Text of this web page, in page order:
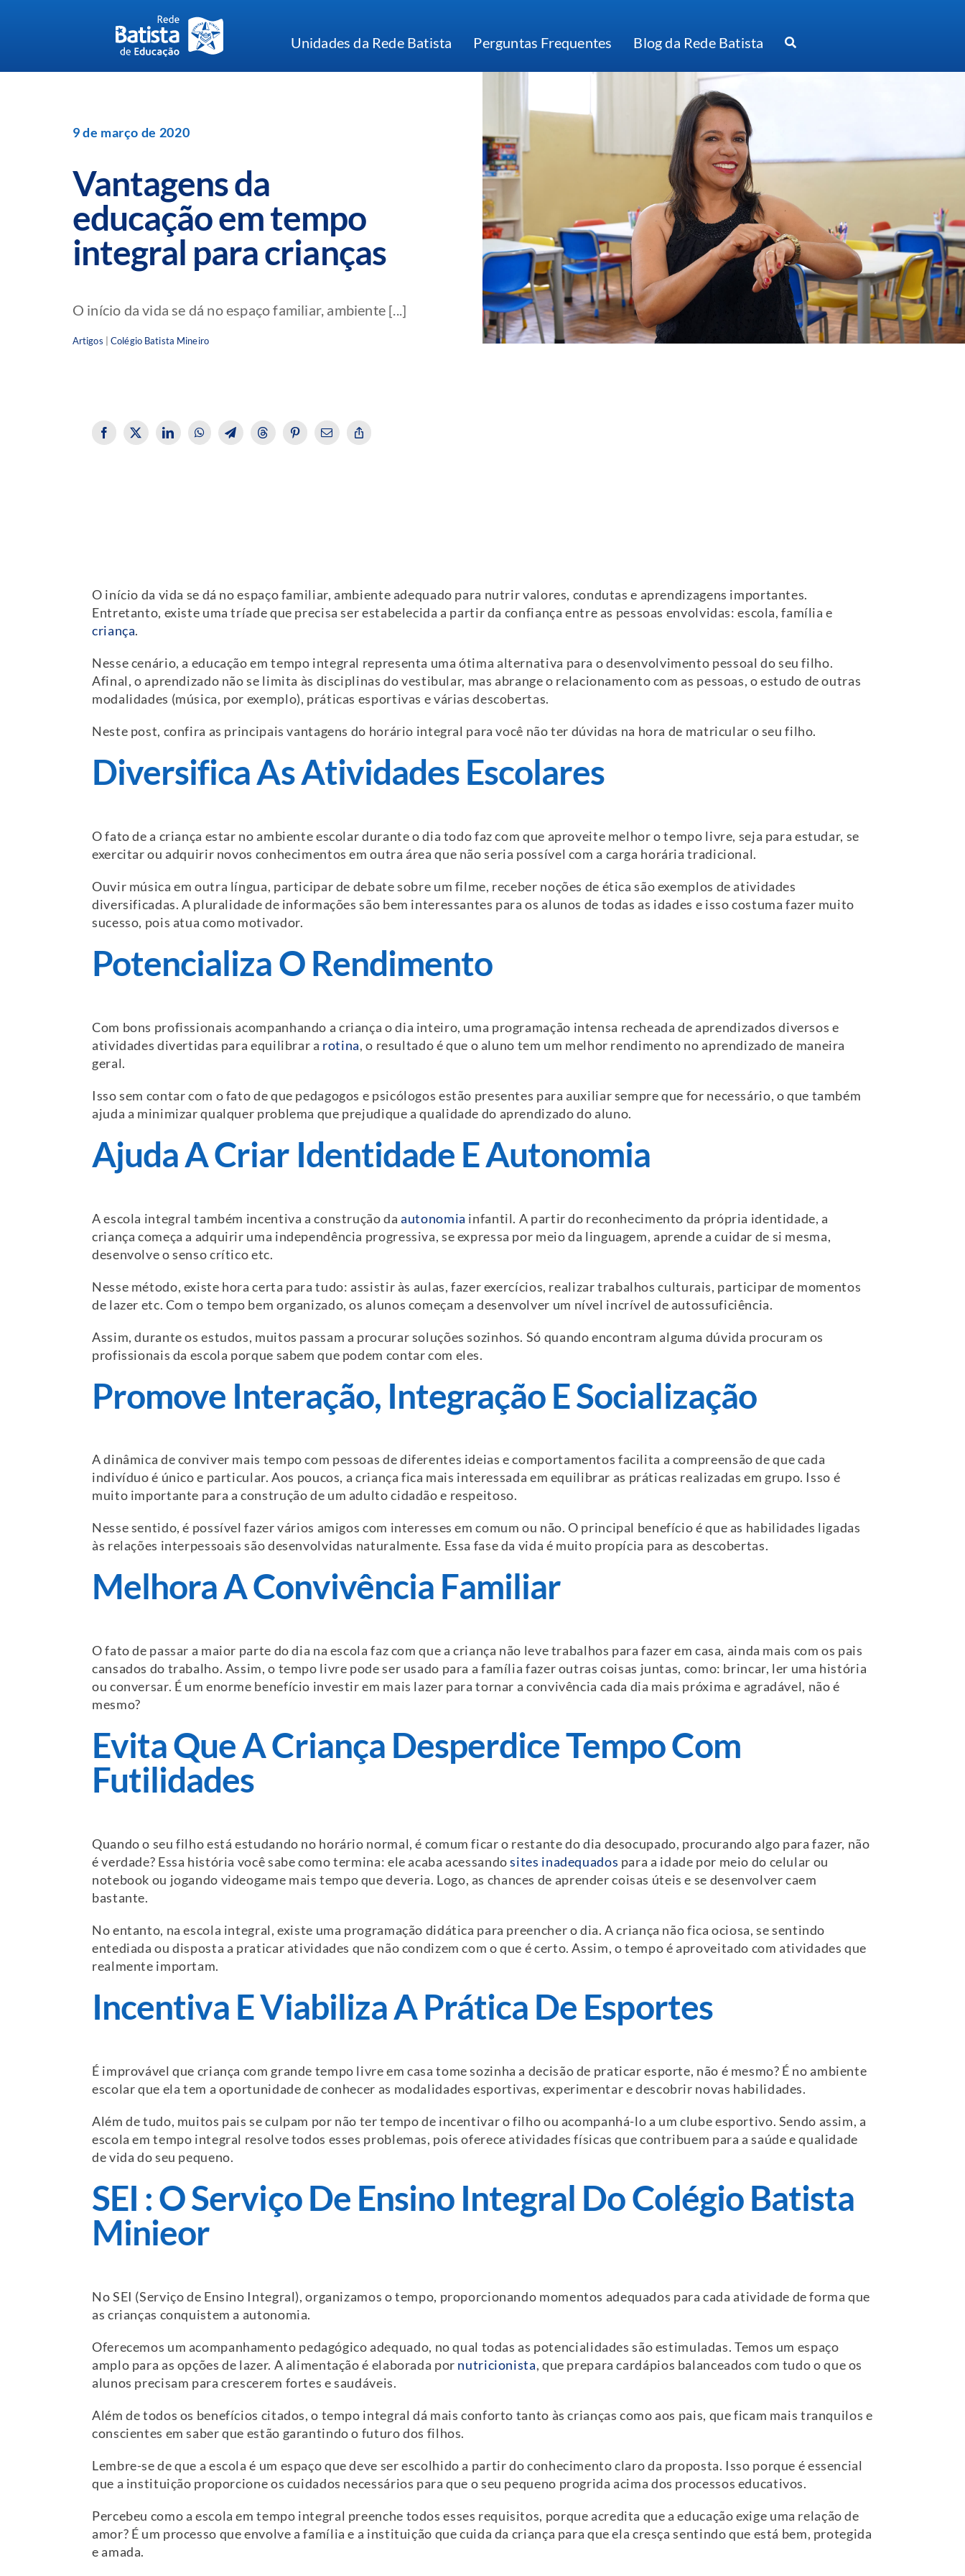
Unidades da Rede Batista Perguntas Frequentes Blog da Rede Batista
9 de março de 2020
Vantagens da
educação em tempo
integral para crianças
O início da vida se dá no espaço familiar, ambiente [...]
Artigos |Colégio Batista Mineiro
O início da vida se dá no espaço familiar, ambiente adequado para nutrir valores, condutas e aprendizagens importantes.
Entretanto, existe uma tríade que precisa ser estabelecida a partir da confiança entre as pessoas envolvidas: escola, família e
criança.
Nesse cenário, a educação em tempo integral representa uma ótima alternativa para o desenvolvimento pessoal do seu filho.
Afinal, o aprendizado não se limita às disciplinas do vestibular, mas abrange o relacionamento com as pessoas, o estudo de outras
modalidades (música, por exemplo), práticas esportivas e várias descobertas.
Neste post, confira as principais vantagens do horário integral para você não ter dúvidas na hora de matricular o seu filho.
Diversifica As Atividades Escolares
O fato de a criança estar no ambiente escolar durante o dia todo faz com que aproveite melhor o tempo livre, seja para estudar, se
exercitar ou adquirir novos conhecimentos em outra área que não seria possível com a carga horária tradicional.
Ouvir música em outra língua, participar de debate sobre um filme, receber noções de ética são exemplos de atividades
diversificadas. A pluralidade de informações são bem interessantes para os alunos de todas as idades e isso costuma fazer muito
sucesso, pois atua como motivador.
Potencializa O Rendimento
Com bons profissionais acompanhando a criança o dia inteiro, uma programação intensa recheada de aprendizados diversos e
atividades divertidas para equilibrar a rotina, o resultado é que o aluno tem um melhor rendimento no aprendizado de maneira
geral.
Isso sem contar com o fato de que pedagogos e psicólogos estão presentes para auxiliar sempre que for necessário, o que também
ajuda a minimizar qualquer problema que prejudique a qualidade do aprendizado do aluno.
Ajuda A Criar Identidade E Autonomia
A escola integral também incentiva a construção daautonomia infantil. A partir do reconhecimento da própria identidade, a
criança começa a adquirir uma independência progressiva, se expressa por meio da linguagem, aprende a cuidar de si mesma,
desenvolve o senso crítico etc.
Nesse método, existe hora certa para tudo: assistir às aulas, fazer exercícios, realizar trabalhos culturais, participar de momentos
de lazer etc. Com o tempo bem organizado, os alunos começam a desenvolver um nível incrível de autossuficiência.
Assim, durante os estudos, muitos passam a procurar soluções sozinhos. Só quando encontram alguma dúvida procuram os
profissionais da escola porque sabem que podem contar com eles.
Promove Interação, Integração E Socialização
A dinâmica de conviver mais tempo com pessoas de diferentes ideias e comportamentos facilita a compreensão de que cada
indivíduo é único e particular. Aos poucos, a criança fica mais interessada em equilibrar as práticas realizadas em grupo. Isso é
muito importante para a construção de um adulto cidadão e respeitoso.
Nesse sentido, é possível fazer vários amigos com interesses em comum ou não. O principal benefício é que as habilidades ligadas
às relações interpessoais são desenvolvidas naturalmente. Essa fase da vida é muito propícia para as descobertas.
Melhora A Convivência Familiar
O fato de passar a maior parte do dia na escola faz com que a criança não leve trabalhos para fazer em casa, ainda mais com os pais
cansados do trabalho. Assim, o tempo livre pode ser usado para a família fazer outras coisas juntas, como: brincar, ler uma história
ou conversar. É um enorme benefício investir em mais lazer para tornar a convivência cada dia mais próxima e agradável, não é
mesmo?
Evita Que A Criança Desperdice Tempo Com
Futilidades
Quando o seu filho está estudando no horário normal, é comum ficar o restante do dia desocupado, procurando algo para fazer, não
é verdade? Essa história você sabe como termina: ele acaba acessandosites inadequados para a idade por meio do celular ou
notebook ou jogando videogame mais tempo que deveria. Logo, as chances de aprender coisas úteis e se desenvolver caem
bastante.
No entanto, na escola integral, existe uma programação didática para preencher o dia. A criança não fica ociosa, se sentindo
entediada ou disposta a praticar atividades que não condizem com o que é certo. Assim, o tempo é aproveitado com atividades que
realmente importam.
Incentiva E Viabiliza A Prática De Esportes
É improvável que criança com grande tempo livre em casa tome sozinha a decisão de praticar esporte, não é mesmo? É no ambiente
escolar que ela tem a oportunidade de conhecer as modalidades esportivas, experimentar e descobrir novas habilidades.
Além de tudo, muitos pais se culpam por não ter tempo de incentivar o filho ou acompanhá-lo a um clube esportivo. Sendo assim, a
escola em tempo integral resolve todos esses problemas, pois oferece atividades físicas que contribuem para a saúde e qualidade
de vida do seu pequeno.
SEI : O Serviço De Ensino Integral Do Colégio Batista
Minieor
No SEI (Serviço de Ensino Integral), organizamos o tempo, proporcionando momentos adequados para cada atividade de forma que
as crianças conquistem a autonomia.
Oferecemos um acompanhamento pedagógico adequado, no qual todas as potencialidades são estimuladas. Temos um espaço
amplo para as opções de lazer. A alimentação é elaborada por nutricionista, que prepara cardápios balanceados com tudo o que os
alunos precisam para crescerem fortes e saudáveis.
Além de todos os benefícios citados, o tempo integral dá mais conforto tanto às crianças como aos pais, que ficam mais tranquilos e
conscientes em saber que estão garantindo o futuro dos filhos.
Lembre-se de que a escola é um espaço que deve ser escolhido a partir do conhecimento claro da proposta. Isso porque é essencial
que a instituição proporcione os cuidados necessários para que o seu pequeno progrida acima dos processos educativos.
Percebeu como a escola em tempo integral preenche todos esses requisitos, porque acredita que a educação exige uma relação de
amor? É um processo que envolve a família e a instituição que cuida da criança para que ela cresça sentindo que está bem, protegida
e amada.